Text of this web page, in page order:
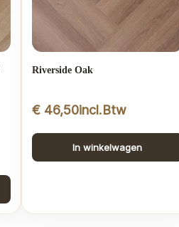
Riverside Oak
€ 46,50incl.Btw
In winkelwagen